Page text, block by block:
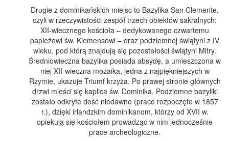
Drugie z dominikańskich miejsc to Bazylika San Clemente,
czyli w rzeczywistości zespół trzech obiektów sakralnych:
XII-wiecznego kościoła – dedykowanego czwartemu
papieżowi św. Klemensowi – oraz podziemnej świątyni z IV
wieku, pod którą znajdują się pozostałości świątyni Mitry.
Średniowieczna bazylika posiada absydę, a umieszczona w
niej XII-wieczna mozaika, jedna z najpiękniejszych w
Rzymie, ukazuje Triumf krzyża. Po prawej stronie głównych
drzwi mieści się kaplica św. Dominika. Podziemne bazyliki
zostało odkryte dość niedawno (prace rozpoczęto w 1857
r.), dzięki irlandzkim dominikanom, którzy od XVII w.
opiekują się kościołem prowadząc w nim jednocześnie
prace archeologiczne.